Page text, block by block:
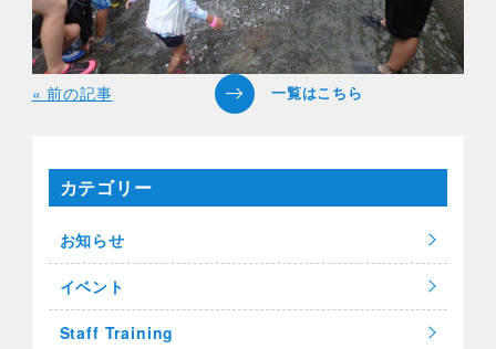
« 前の記事
カテゴリー
お知らせ
イベント
Staff Training